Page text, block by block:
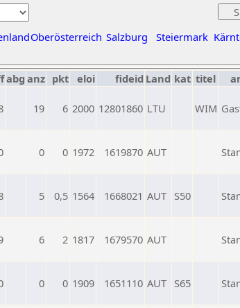
Oberösterreich Salzburg Steiermark
abg anz pkt eloi fideid Land kat titel
19 6 2000 12801860 LTU WIM
0 0 1972 1619870 AUT
5 0,5 1564 1668021 AUT S50
6 2 1817 1679570 AUT
0 0 1909 1651110 AUT S65